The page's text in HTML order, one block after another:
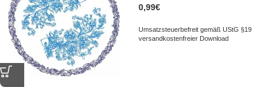
0,99€
Umsatzsteuerbefreit gemäß UStG §19
versandkostenfreier Download